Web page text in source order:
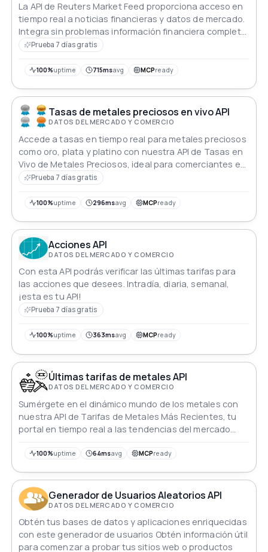
La API de Reuters Market Feed proporciona acceso en
tiempo real a noticias financieras y datos de mercado.
Integra sin problemas información financiera completa,
incluyendo actualizaciones de noticias y tendencias
con los últimos datos económicos y perspectivas
mantener tu plataforma actualizada.
Prueba 7 días gratis
100%uptime 715msavg MCPready
Tasas de metales preciosos en vivo API
DATOS DEL MERCADO Y COMERCIO
Accede a tasas en tiempo real para metales preciosos
como oro, plata y platino con nuestra API de Tasas en
Vivo de Metales Preciosos, ideal para comerciantes e
inversores.
Prueba 7 días gratis
100%uptime 296msavg MCPready
Acciones API
DATOS DEL MERCADO Y COMERCIO
Con esta API podrás verificar las últimas tarifas para
las acciones que desees. Intradía, diaria, semanal,
¡esta es tu API!
Prueba 7 días gratis
100%uptime 363msavg MCPready
Últimas tarifas de metales API
DATOS DEL MERCADO Y COMERCIO
Sumérgete en el dinámico mundo de los metales con
nuestra API de Tarifas de Metales Más Recientes, tu
portal en tiempo real a las tendencias del mercado
mientras accedes a las tarifas actualizadas al minuto,
de la industria metalúrgica. Mantente alerta, mantente
adelante.
100%uptime 64msavg MCPready
Generador de Usuarios Aleatorios API
DATOS DEL MERCADO Y COMERCIO
Obtén tus bases de datos y aplicaciones enriquecidas
con este generador de usuarios Obtén información útil
para comenzar a probar tus sitios web o productos